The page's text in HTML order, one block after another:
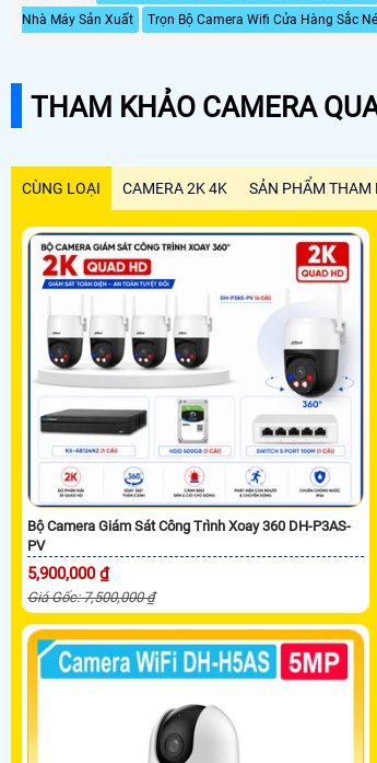
Nhà Máy Sản Xuất
Trọn Bộ Camera Wifi Cửa Hàng Sắc
THAM KHẢO CAMERA
CÙNG LOẠI CAMERA 2K 4K SẢN PHẨM THAM
Bộ Camera Giám Sát Công Trình Xoay 360 DH-P3AS-
PV
5,900,000 ₫
Giá Gốc: 7,500,000 ₫